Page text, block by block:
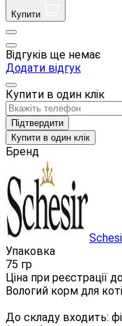
Купити
Відгуків ще немає
Додати відгук
Купити в один клік
Підтвердити
Купити в один клік
Бренд
Упаковка
75 гр
Ціна при реєстрації
Вологий корм для
До складу входить: